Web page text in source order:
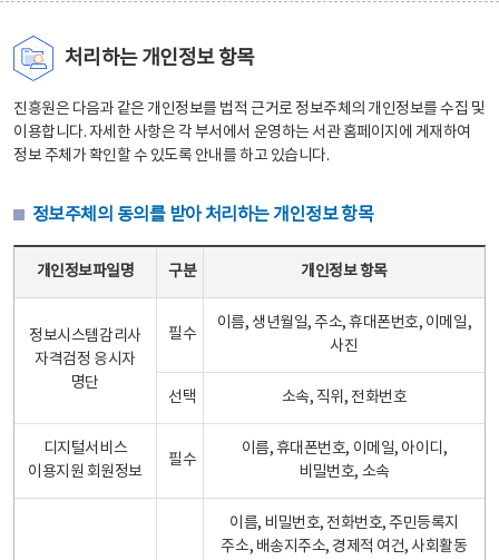
처리하는 개인정보 항목
진흥원은 다음과 같은 개인정보를 법적 근거로 정보주체의 개인정보를 수집 및
이용합니다. 자세한 사항은 각 부서에서 운영하는 서관 홈페이지에 게재하여
정보 주체가 확인할 수 있도록 안내를 하고 있습니다.
정보주체의 동의를 받아 처리하는 개인정보 항목
개인정보파일명 구분 개인정보 항목
정보시스템감리사
자격검정 응시자
명단
필수
이름, 생년월일, 주소, 휴대폰번호, 이메일,
사진
선택 소속, 직위, 전화번호
디지털서비스
이용지원 회원정보
필수
이름, 휴대폰번호, 이메일, 아이디,
비밀번호, 소속
이름, 비밀번호, 전화번호, 주민등록지
주소, 배송지주소, 경제적 여건, 사회활동